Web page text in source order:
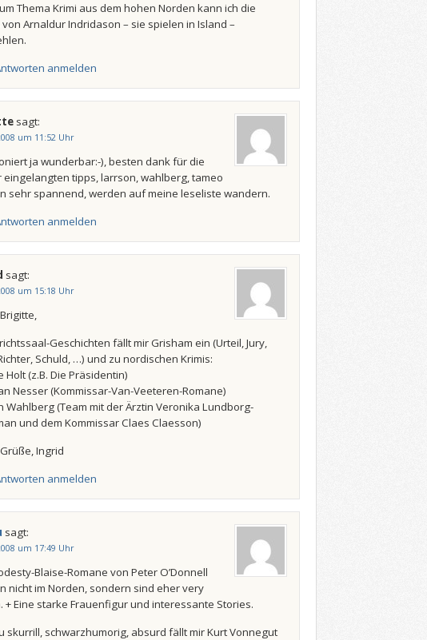
Thema Krimi aus dem hohen Norden kann ich die
von Arnaldur Indridason – sie spielen in Island –
anmelden
sagt:
um 11:52 Uhr
ja wunderbar:-), besten dank für die
eingelangten tipps, larrson, wahlberg, tameo
sehr spannend, werden auf meine leseliste wandern.
anmelden
sagt:
um 15:18 Uhr
Geschichten fällt mir Grisham ein (Urteil, Jury,
Schuld, …) und zu nordischen Krimis:
Holt (z.B. Die Präsidentin)
Nesser (Kommissar-Van-Veeteren-Romane)
Wahlberg (Team mit der Ärztin Veronika Lundborg-
und dem Kommissar Claes Claesson)
Ingrid
anmelden
sagt:
um 17:49 Uhr
Blaise-Romane von Peter O’Donnell
nicht im Norden, sondern sind eher very
+ Eine starke Frauenfigur und interessante Stories.
skurrill, schwarzhumorig, absurd fällt mir Kurt Vonnegut